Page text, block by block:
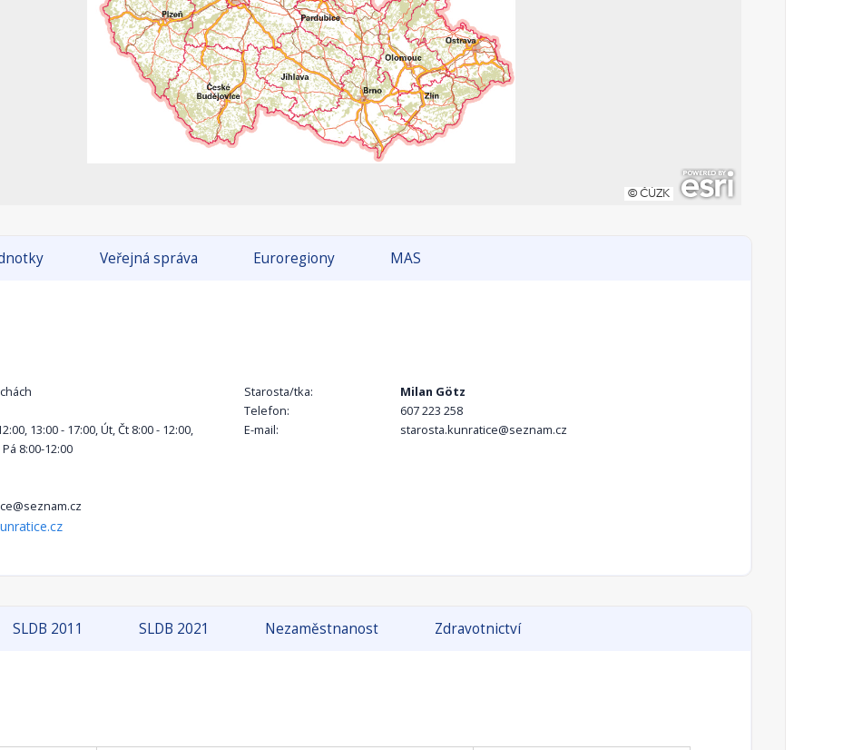
Veřejná správa Euroregiony MAS
13:00 - 17:00, Út, Čt 8:00 - 12:00,
8:00-12:00
Starosta/tka:
Milan Götz
Telefon:
607 223 258
E-mail:
starosta.kunratice@seznam.cz
SLDB 2011 SLDB 2021 Nezaměstnanost Zdravotnictví